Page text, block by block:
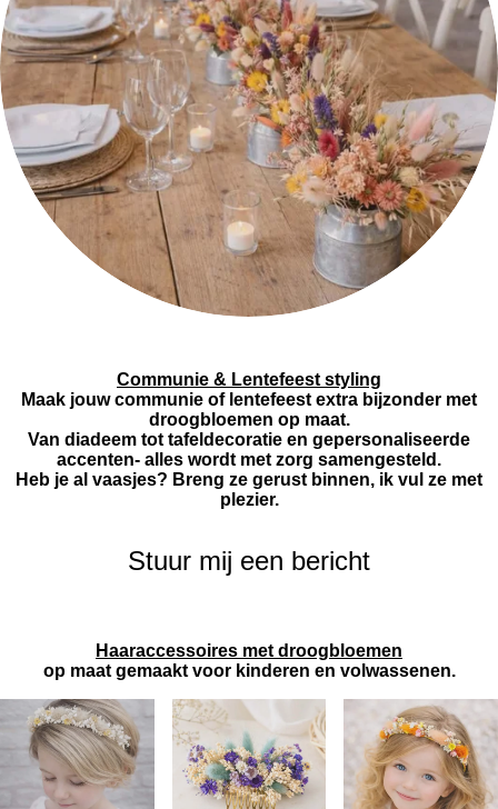
Communie & Lentefeest styling
Maak jouw communie of lentefeest extra bijzonder met
droogbloemen op maat.
Van diadeem tot tafeldecoratie en gepersonaliseerde
accenten- alles wordt met zorg samengesteld.
Heb je al vaasjes? Breng ze gerust binnen, ik vul ze met
plezier.
Stuur mij een bericht
Haaraccessoires met droogbloemen
op maat gemaakt voor kinderen en volwassenen.